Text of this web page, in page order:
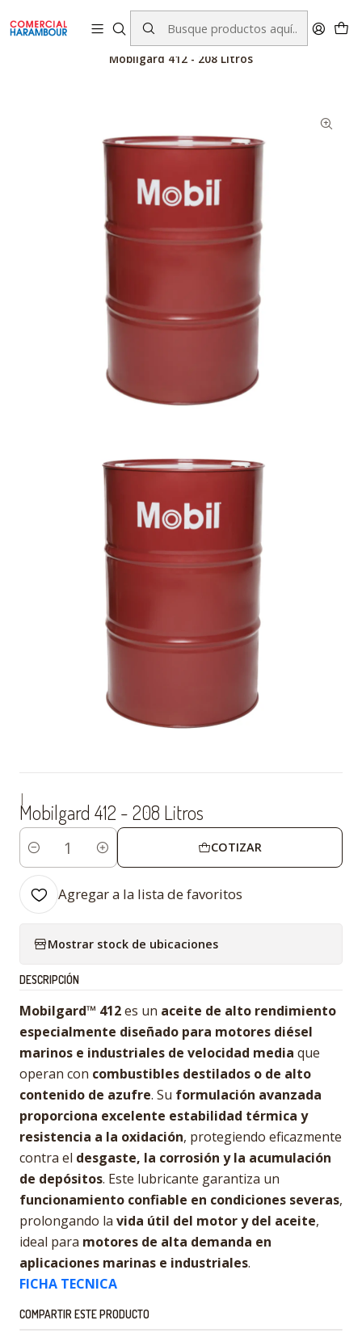
contacto@comercialharambour.cl
Catálogo Productos Mobil™ Lubricantes
Mobilgard 412 - 208 Litros
|
Mobilgard 412 - 208 Litros
Cantidad
COTIZAR
Agregar a la lista de favoritos
Mostrar stock de ubicaciones
DESCRIPCIÓN
Mobilgard™ 412es un aceite de alto rendimiento
especialmente diseñado para motores diésel
marinos e industriales de velocidad media que
operan con combustibles destilados o de alto
contenido de azufre. Su formulación avanzada
proporciona excelente estabilidad térmica y
resistencia a la oxidación, protegiendo eficazmente
contra el desgaste, la corrosión y la acumulación
de depósitos. Este lubricante garantiza un
funcionamiento confiable en condiciones severas,
prolongando la vida útil del motor y del aceite,
ideal para motores de alta demanda en
aplicaciones marinas e industriales.
FICHA TECNICA
COMPARTIR ESTE PRODUCTO